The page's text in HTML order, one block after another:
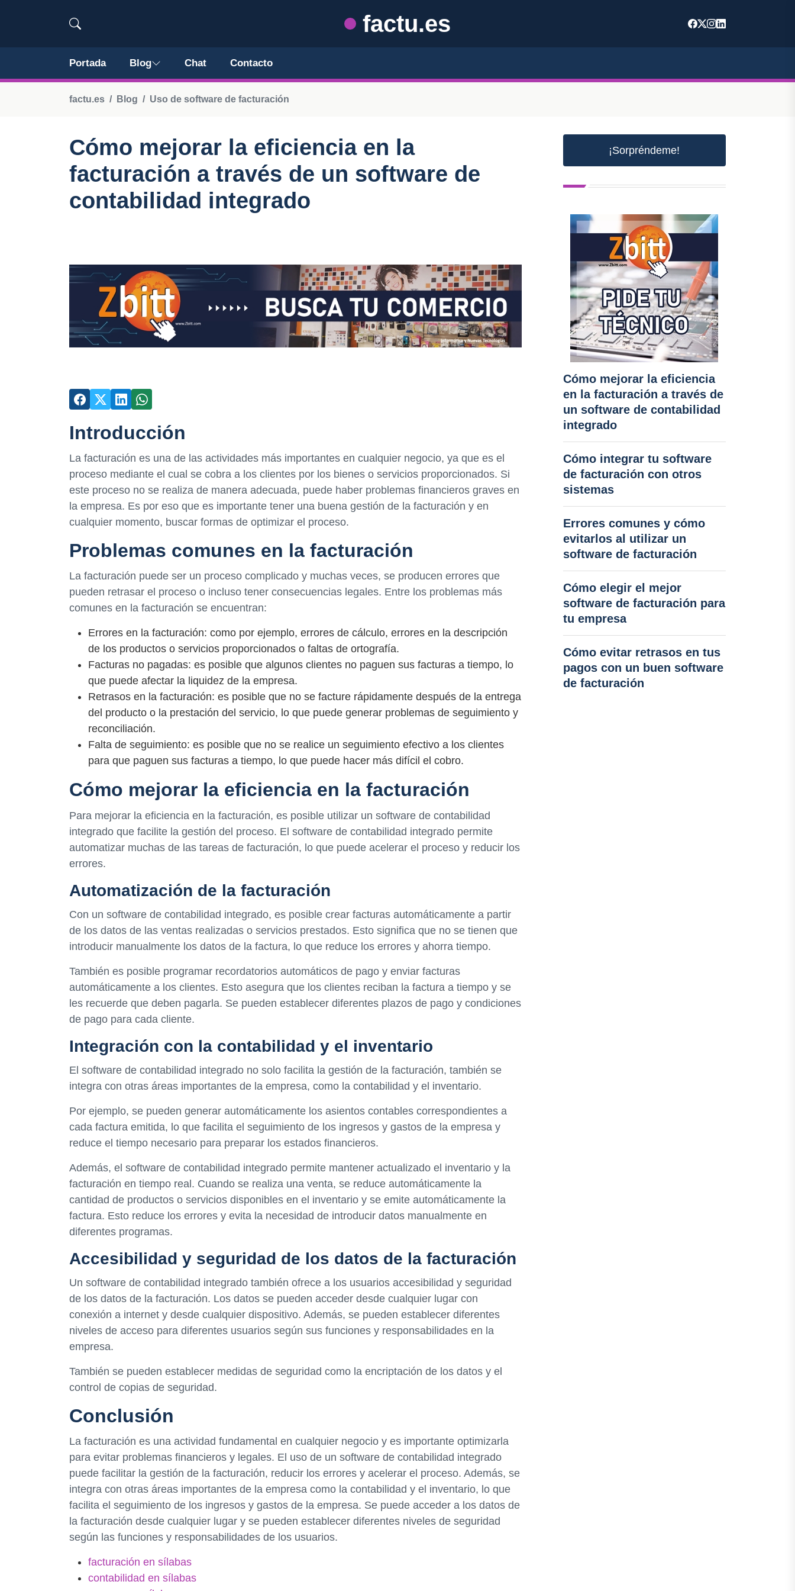
factu.es
Portada Blog Chat Contacto
factu.es Blog Uso de software de facturación
Cómo mejorar la eficiencia en la
facturación a través de un software de
contabilidad integrado
Introducción
La facturación es una de las actividades más importantes en cualquier negocio, ya que es el
proceso mediante el cual se cobra a los clientes por los bienes o servicios proporcionados. Si
este proceso no se realiza de manera adecuada, puede haber problemas financieros graves en
la empresa. Es por eso que es importante tener una buena gestión de la facturación y en
cualquier momento, buscar formas de optimizar el proceso.
Problemas comunes en la facturación
La facturación puede ser un proceso complicado y muchas veces, se producen errores que
pueden retrasar el proceso o incluso tener consecuencias legales. Entre los problemas más
comunes en la facturación se encuentran:
Errores en la facturación: como por ejemplo, errores de cálculo, errores en la descripción
de los productos o servicios proporcionados o faltas de ortografía.
Facturas no pagadas: es posible que algunos clientes no paguen sus facturas a tiempo, lo
que puede afectar la liquidez de la empresa.
Retrasos en la facturación: es posible que no se facture rápidamente después de la entrega
del producto o la prestación del servicio, lo que puede generar problemas de seguimiento y
reconciliación.
Falta de seguimiento: es posible que no se realice un seguimiento efectivo a los clientes
para que paguen sus facturas a tiempo, lo que puede hacer más difícil el cobro.
Cómo mejorar la eficiencia en la facturación
Para mejorar la eficiencia en la facturación, es posible utilizar un software de contabilidad
integrado que facilite la gestión del proceso. El software de contabilidad integrado permite
automatizar muchas de las tareas de facturación, lo que puede acelerar el proceso y reducir los
errores.
Automatización de la facturación
Con un software de contabilidad integrado, es posible crear facturas automáticamente a partir
de los datos de las ventas realizadas o servicios prestados. Esto significa que no se tienen que
introducir manualmente los datos de la factura, lo que reduce los errores y ahorra tiempo.
También es posible programar recordatorios automáticos de pago y enviar facturas
automáticamente a los clientes. Esto asegura que los clientes reciban la factura a tiempo y se
les recuerde que deben pagarla. Se pueden establecer diferentes plazos de pago y condiciones
de pago para cada cliente.
Integración con la contabilidad y el inventario
El software de contabilidad integrado no solo facilita la gestión de la facturación, también se
integra con otras áreas importantes de la empresa, como la contabilidad y el inventario.
Por ejemplo, se pueden generar automáticamente los asientos contables correspondientes a
cada factura emitida, lo que facilita el seguimiento de los ingresos y gastos de la empresa y
reduce el tiempo necesario para preparar los estados financieros.
Además, el software de contabilidad integrado permite mantener actualizado el inventario y la
facturación en tiempo real. Cuando se realiza una venta, se reduce automáticamente la
cantidad de productos o servicios disponibles en el inventario y se emite automáticamente la
factura. Esto reduce los errores y evita la necesidad de introducir datos manualmente en
diferentes programas.
Accesibilidad y seguridad de los datos de la facturación
Un software de contabilidad integrado también ofrece a los usuarios accesibilidad y seguridad
de los datos de la facturación. Los datos se pueden acceder desde cualquier lugar con
conexión a internet y desde cualquier dispositivo. Además, se pueden establecer diferentes
niveles de acceso para diferentes usuarios según sus funciones y responsabilidades en la
empresa.
También se pueden establecer medidas de seguridad como la encriptación de los datos y el
control de copias de seguridad.
Conclusión
La facturación es una actividad fundamental en cualquier negocio y es importante optimizarla
para evitar problemas financieros y legales. El uso de un software de contabilidad integrado
puede facilitar la gestión de la facturación, reducir los errores y acelerar el proceso. Además, se
integra con otras áreas importantes de la empresa como la contabilidad y el inventario, lo que
facilita el seguimiento de los ingresos y gastos de la empresa. Se puede acceder a los datos de
la facturación desde cualquier lugar y se pueden establecer diferentes niveles de seguridad
según las funciones y responsabilidades de los usuarios.
facturación en sílabas
contabilidad en sílabas
¡Sorpréndeme!
Cómo mejorar la eficiencia
en la facturación a través de
un software de contabilidad
integrado
Cómo integrar tu software
de facturación con otros
sistemas
Errores comunes y cómo
evitarlos al utilizar un
software de facturación
Cómo elegir el mejor
software de facturación para
tu empresa
Cómo evitar retrasos en tus
pagos con un buen software
de facturación